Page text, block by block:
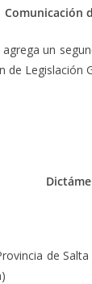
Comunicación
un
Legislación
de